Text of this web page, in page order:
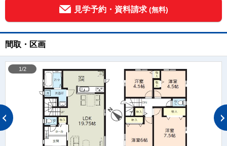
見学予約・資料請求 (無料)
間取・区画
1/2